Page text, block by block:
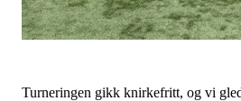
Turneringen gikk knirkefritt, og vi